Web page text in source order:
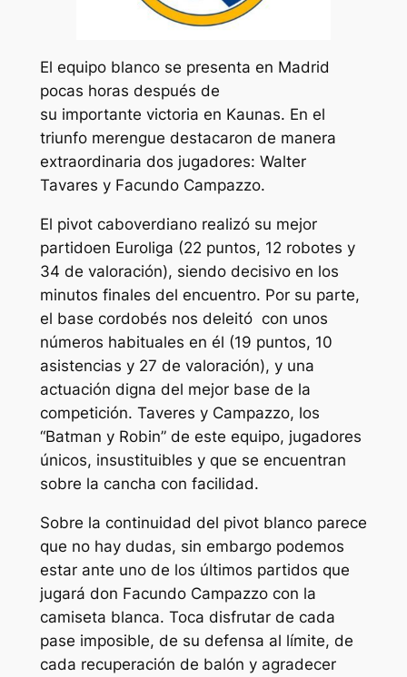
El equipo blanco se presenta en Madrid
pocas horas después de
su importante victoria en Kaunas. En el
triunfo merengue destacaron de manera
extraordinaria dos jugadores: Walter
Tavares y Facundo Campazzo.
El pivot caboverdiano realizó su mejor
partidoen Euroliga (22 puntos, 12 robotes y
34 de valoración), siendo decisivo en los
minutos finales del encuentro. Por su parte,
el base cordobés nos deleitó con unos
números habituales en él (19 puntos, 10
asistencias y 27 de valoración), y una
actuación digna del mejor base de la
competición. Taveres y Campazzo, los
“Batman y Robin” de este equipo, jugadores
únicos, insustituibles y que se encuentran
sobre la cancha con facilidad.
Sobre la continuidad del pivot blanco parece
que no hay dudas, sin embargo podemos
estar ante uno de los últimos partidos que
jugará don Facundo Campazzo con la
camiseta blanca. Toca disfrutar de cada
pase imposible, de su defensa al límite, de
cada recuperación de balón y agradecer